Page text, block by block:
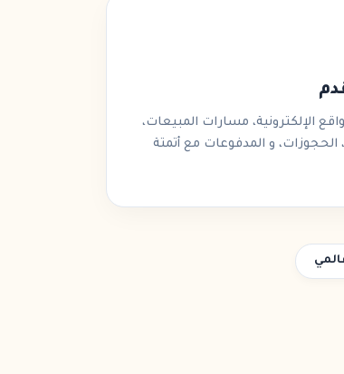
الإلكترونية، مسارات المبيعات،
، الحجوزات، و المدفوعات مع أتمتة